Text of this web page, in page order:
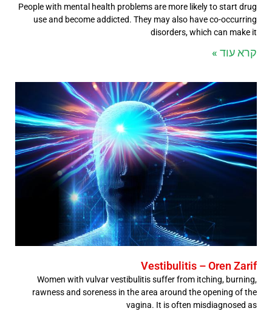
People with mental health problems are more likely to start drug
use and become addicted. They may also have co-occurring
disorders, which can make it
קרא עוד »
Vestibulitis – Oren Zarif
Women with vulvar vestibulitis suffer from itching, burning,
rawness and soreness in the area around the opening of the
vagina. It is often misdiagnosed as